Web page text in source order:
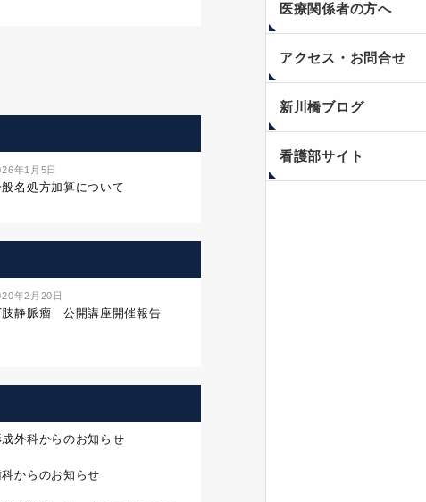
医療関係者の方へ
アクセス・お問合せ
新川橋ブログ
看護部サイト
年1月5日
般名処方加算について
年2月20日
肢静脈瘤 公開講座開催報告
成外科からのお知らせ
科からのお知らせ